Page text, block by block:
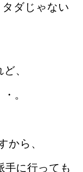
ダじゃない
、
。
から、
手に行っても